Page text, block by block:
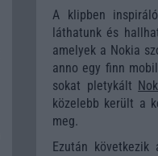
A klipben
láthatunk és
amelyek a Nokia
anno egy finn
sokat pletykált
közelebb került a
meg.
Ezután